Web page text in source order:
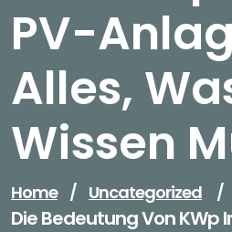
PV-
Alles,
Wissen
Home / Uncategorized /
Die Bedeutung Von KWp